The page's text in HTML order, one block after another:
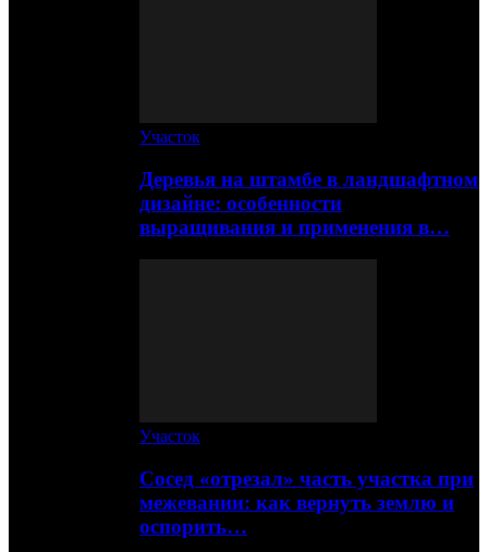
Участок
Деревья на штамбе в ландшафтном
дизайне: особенности
выращивания и применения в…
Участок
Сосед «отрезал» часть участка при
межевании: как вернуть землю и
оспорить…